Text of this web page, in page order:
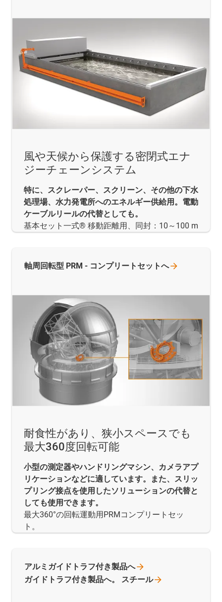
風や天候から保護する密閉式エナ
ジーチェーンシステム
特に、スクレーパー、スクリーン、その他の下水
処理場、水力発電所へのエネルギー供給用。電動
ケーブルリールの代替としても。
基本セット一式® 移動距離用、同封：10～100 m
耐食性があり、狭小スペースでも
最大360度回転可能
小型の測定器やハンドリングマシン、カメラアプ
リケーションなどに適しています。また、スリッ
プリング接点を使用したソリューションの代替と
しても使用できます。
最大360°の回転運動用PRMコンプリートセッ
ト。
軸周回転型 PRM - コンプリートセットへ
アルミガイドトラフ付き製品へ
ガイドトラフ付き製品へ。 スチール